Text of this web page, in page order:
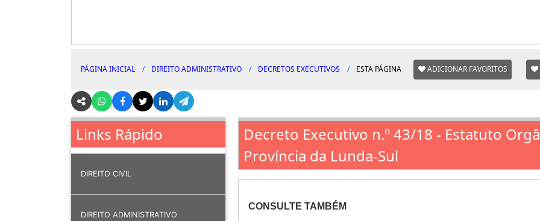
PÁGINA INICIAL DIREITO ADMINISTRATIVO DECRETOS EXECUTIVOS ESTA PÁGINA ADICIONAR FAVORITOS
Links Rápido
DIREITO CIVIL
DIREITO ADMINISTRATIVO
Decreto Executivo n.º 43/18 - Estatuto
Província da Lunda-Sul
CONSULTE TAMBÉM